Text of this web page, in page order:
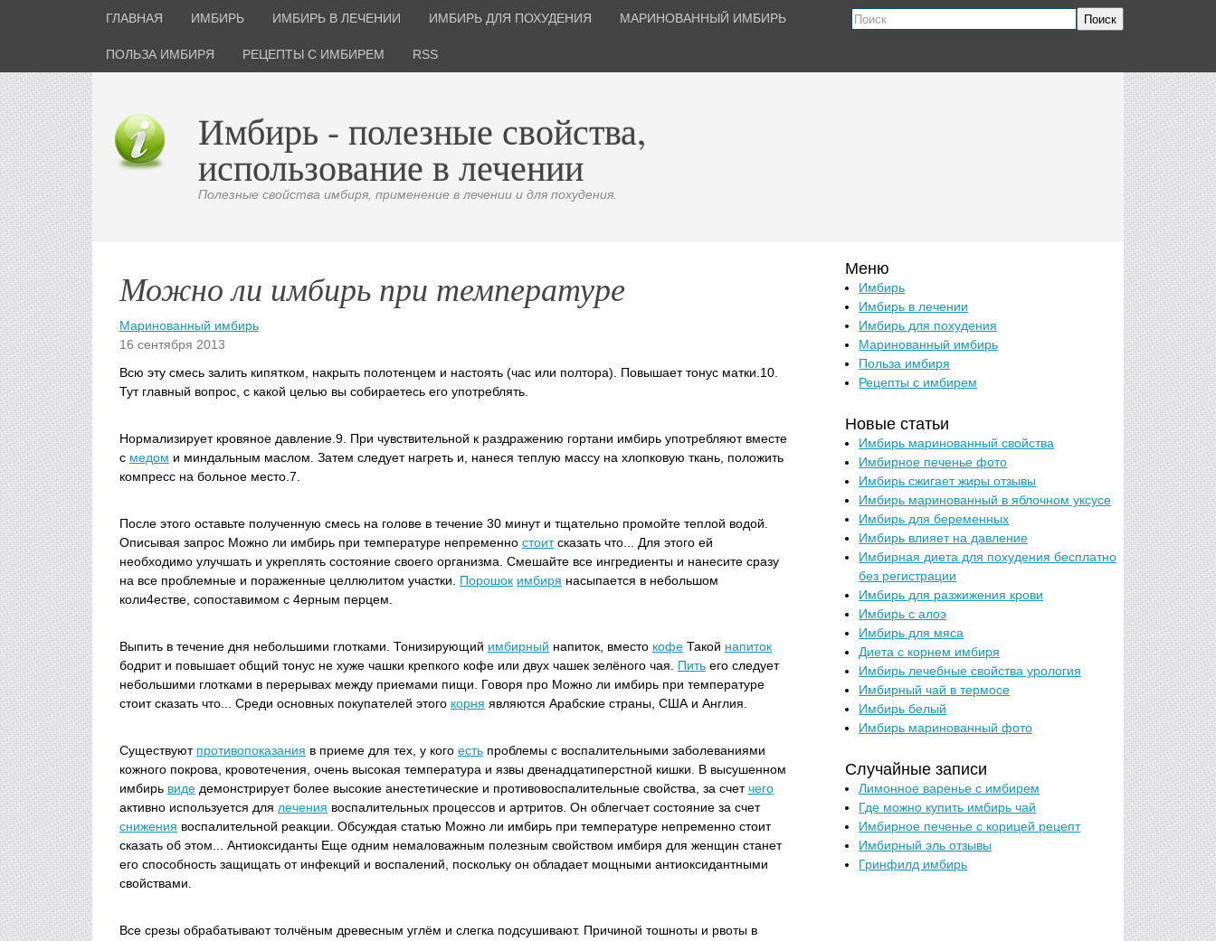
ГЛАВНАЯ ИМБИРЬ ИМБИРЬ В ЛЕЧЕНИИ ИМБИРЬ ДЛЯ ПОХУДЕНИЯ МАРИНОВАННЫЙ ИМБИРЬ
ПОЛЬЗА ИМБИРЯ РЕЦЕПТЫ С ИМБИРЕМ RSS
Поиск
Имбирь - полезные свойства,
использование в лечении
Полезные свойства имбиря, применение в лечении и для похудения.
Можно ли имбирь при температуре
Маринованный имбирь
16 сентября 2013
Всю эту смесь залить кипятком, накрыть полотенцем и настоять (час или полтора). Повышает тонус матки.10.
Тут главный вопрос, с какой целью вы собираетесь его употреблять.
Нормализирует кровяное давление.9. При чувствительной к раздражению гортани имбирь употребляют вместе
с медом и миндальным маслом. Затем следует нагреть и, нанеся теплую массу на хлопковую ткань, положить
компресс на больное место.7.
После этого оставьте полученную смесь на голове в течение 30 минут и тщательно промойте теплой водой.
Описывая запрос Можно ли имбирь при температуре непременно стоитсказать что... Для этого ей
необходимо улучшать и укреплять состояние своего организма. Смешайте все ингредиенты и нанесите сразу
на все проблемные и пораженные целлюлитом участки. Порошок имбиря насыпается в небольшом
коли4естве, сопоставимом с 4ерным перцем.
Выпить в течение дня небольшими глотками. Тонизирующий имбирный напиток, вместо кофе Такой напиток
бодрит и повышает общий тонус не хуже чашки крепкого кофе или двух чашек зелёного чая. Пить его следует
небольшими глотками в перерывах между приемами пищи. Говоря про Можно ли имбирь при температуре
стоит сказать что... Среди основных покупателей этого корня являются Арабские страны, США и Англия.
Существуют противопоказания в приеме для тех, у кого есть проблемы с воспалительными заболеваниями
кожного покрова, кровотечения, очень высокая температура и язвы двенадцатиперстной кишки. В высушенном
имбирь виде демонстрирует более высокие анестетические и противовоспалительные свойства, за счетчего
активно используется для лечения воспалительных процессов и артритов. Он облегчает состояние за счет
снижения воспалительной реакции. Обсуждая статью Можно ли имбирь при температуре непременно стоит
сказать об этом... Антиоксиданты Еще одним немаловажным полезным свойством имбиря для женщин станет
его способность защищать от инфекций и воспалений, поскольку он обладает мощными антиоксидантными
свойствами.
Все срезы обрабатывают толчёным древесным углём и слегка подсушивают. Причиной тошноты и рвоты в
Меню
Имбирь
Имбирь в лечении
Имбирь для похудения
Маринованный имбирь
Польза имбиря
Рецепты с имбирем
Новые статьи
Имбирь маринованный свойства
Имбирное печенье фото
Имбирь сжигает жиры отзывы
Имбирь маринованный в яблочном уксусе
Имбирь для беременных
Имбирь влияет на давление
Имбирная диета для похудения бесплатно
без регистрации
Имбирь для разжижения крови
Имбирь с алоэ
Имбирь для мяса
Диета с корнем имбиря
Имбирь лечебные свойства урология
Имбирный чай в термосе
Имбирь белый
Имбирь маринованный фото
Случайные записи
Лимонное варенье с имбирем
Где можно купить имбирь чай
Имбирное печенье с корицей рецепт
Имбирный эль отзывы
Гринфилд имбирь